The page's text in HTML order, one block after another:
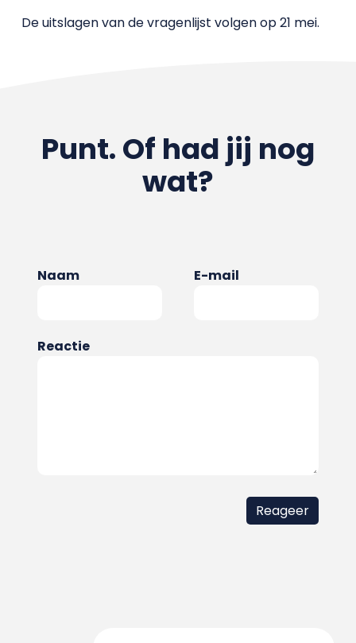
De uitslagen van de vragenlijst volgen op 21 mei.
Punt. Of had jij nog
wat?
Naam E-mail
Reactie